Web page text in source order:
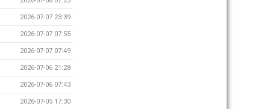
2026-07-07 23:39
2026-07-07 07:55
2026-07-07 07:49
2026-07-06 21:28
2026-07-06 07:43
2026-07-05 17:30